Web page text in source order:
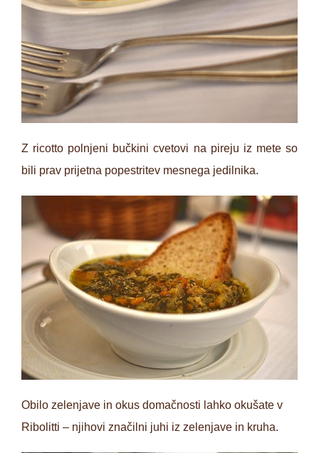
Z ricotto polnjeni bučkini cvetovi na pireju iz mete so
bili prav prijetna popestritev mesnega jedilnika.
Obilo zelenjave in okus domačnosti lahko okušate v
Ribolitti – njihovi značilni juhi iz zelenjave in kruha.